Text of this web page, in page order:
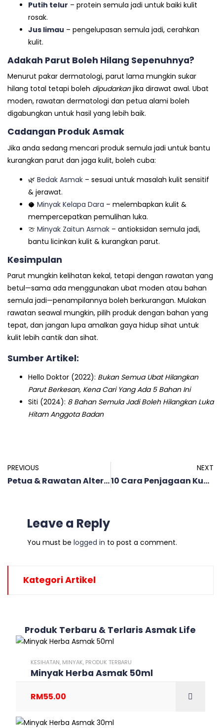
Putih telur – protein semula jadi untuk baiki kulit
rosak.
Jus limau – pengelupasan semula jadi, cerahkan
kulit.
Adakah Parut Boleh Hilang Sepenuhnya?
Menurut pakar dermatologi, parut lama mungkin sukar
hilang total tetapi boleh dipudarkanjika dirawat awal. Ubat
moden, rawatan dermatologi dan petua alami boleh
digabungkan untuk hasil yang lebih baik.
Cadangan Produk Asmak
Jika anda sedang mencari produk semula jadi untuk bantu
kurangkan parut dan jaga kulit, boleh cuba:
🌿 Bedak Asmak – sesuai untuk masalah kulit sensitif
& jerawat.
🥥 Minyak Kelapa Dara – melembapkan kulit &
mempercepatkan pemulihan luka.
🍈 Minyak Zaitun Asmak – antioksidan semula jadi,
bantu licinkan kulit & kurangkan parut.
Kesimpulan
Parut mungkin kelihatan kekal, tetapi dengan rawatan yang
betul—sama ada menggunakan ubat moden atau bahan
semula jadi—penampilannya boleh berkurangan. Mulakan
rawatan seawal mungkin, pilih produk dengan bahan yang
tepat, dan jangan lupa amalkan gaya hidup sihat untuk
kulit lebih cantik dan sihat.
Sumber Artikel:
Hello Doktor (2022): Bukan Semua Ubat Hilangkan
Parut Berkesan, Kena Cari Yang Ada 5 Bahan Ini
Siti (2024): 8 Bahan Semula Jadi Boleh Hilangkan Luka
Hitam Anggota Badan
PREVIOUS
Petua & Rawatan Alternatif Untuk Masalah Kencing Kotor (UTI)
NEXT
10 Cara Penjagaan Kuku Cantik & Sihat Secara Semula Jadi
Leave a Reply
You must be logged in to post a comment.
Kategori Artikel
Produk Terbaru & Terlaris Asmak Life
KESIHATAN, MINYAK, PRODUK TERBARU
Minyak Herba Asmak 50ml
RM55.00